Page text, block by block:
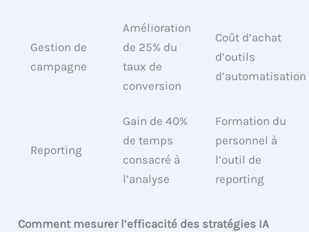
Gestion de
campagne
Amélioration
de 25% du
taux de
conversion
Coût d’achat
d’outils
d’automatisation
Reporting
Gain de 40%
de temps
consacré à
l’analyse
Formation du
personnel à
l’outil de
reporting
Comment mesurer l’efficacité des stratégies IA